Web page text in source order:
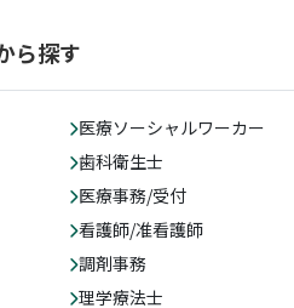
ら探す
医療ソーシャルワーカー
歯科衛生士
医療事務/受付
看護師/准看護師
調剤事務
理学療法士